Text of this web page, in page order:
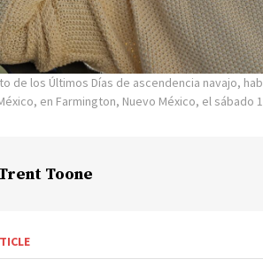
de los Últimos Días de ascendencia navajo,
en Farmington, Nuevo México, el sábado
Toone